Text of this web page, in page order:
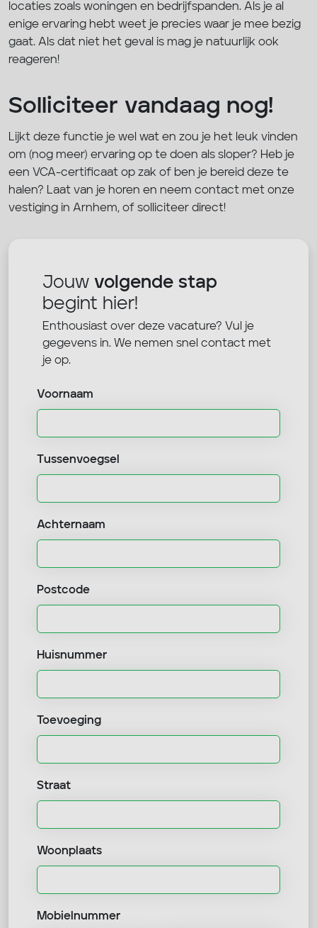
locaties zoals woningen en bedrijfspanden. Als je al
enige ervaring hebt weet je precies waar je mee bezig
gaat. Als dat niet het geval is mag je natuurlijk ook
reageren!
Solliciteer vandaag nog!
Lijkt deze functie je wel wat en zou je het leuk vinden
om (nog meer) ervaring op te doen als sloper? Heb je
een VCA-certificaat op zak of ben je bereid deze te
halen? Laat van je horen en neem contact met onze
vestiging in Arnhem, of solliciteer direct!
Jouw volgende stap
begint hier!
Enthousiast over deze vacature? Vul je
gegevens in. We nemen snel contact met
je op.
Voornaam
Tussenvoegsel
Achternaam
Postcode
Huisnummer
Toevoeging
Straat
Woonplaats
Mobielnummer